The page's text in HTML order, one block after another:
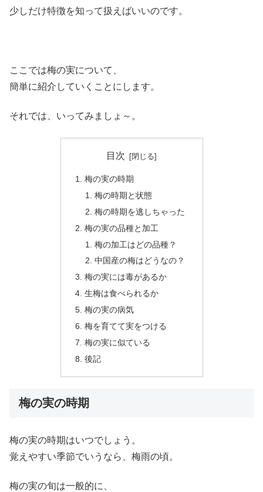
少しだけ特徴を知って扱えばいいのです。
ここでは梅の実について、
簡単に紹介していくことにします。
それでは、いってみましょ～。
目次
梅の実の時期
梅の時期と状態
梅の時期を逃しちゃった
梅の実の品種と加工
梅の加工はどの品種？
中国産の梅はどうなの？
梅の実には毒があるか
生梅は食べられるか
梅の実の病気
梅を育てて実をつける
梅の実に似ている
後記
梅の実の時期
梅の実の時期はいつでしょう。
覚えやすい季節でいうなら、梅雨の頃。
梅の実の旬は一般的に、